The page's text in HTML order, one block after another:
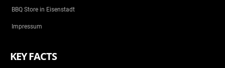
BBQ Store in Eisenstadt
Impressum
KEY FACTS